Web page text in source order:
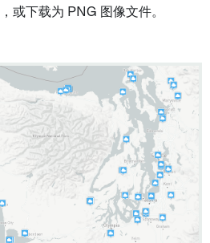
，或下载为 PNG 图像文件。